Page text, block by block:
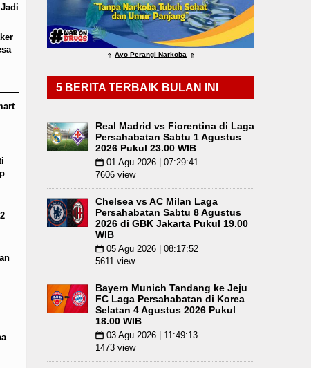
Mulai Dibenahi Duta Genre Harus Jadi
Angkola Risiko Tertular HIV/AIDS Melalui
22.00 WIB Juventus vs Inter Milan
⇑ Ayo Perangi Narkoba ⇑
5 BERITA TERBAIK BULAN INI
Real Madrid vs Fiorentina di Laga
Persahabatan Sabtu 1 Agustus
2026 Pukul 23.00 WIB
📅 01 Agu 2026 | 07:29:41
7606 view
Chelsea vs AC Milan Laga
Persahabatan Sabtu 8 Agustus
2026 di GBK Jakarta Pukul 19.00
WIB
📅 05 Agu 2026 | 08:17:52
5611 view
Bayern Munich Tandang ke Jeju
FC Laga Persahabatan di Korea
Selatan 4 Agustus 2026 Pukul
18.00 WIB
📅 03 Agu 2026 | 11:49:13
1473 view